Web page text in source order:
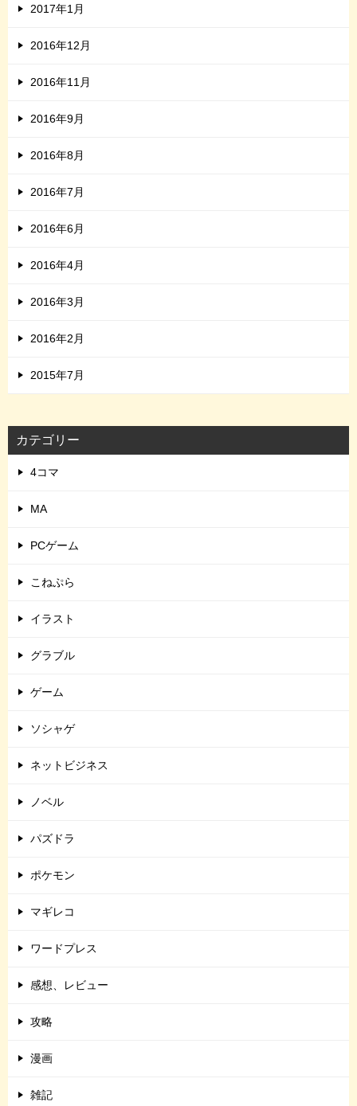
2017年1月
2016年12月
2016年11月
2016年9月
2016年8月
2016年7月
2016年6月
2016年4月
2016年3月
2016年2月
2015年7月
カテゴリー
4コマ
MA
PCゲーム
こねぷら
イラスト
グラブル
ゲーム
ソシャゲ
ネットビジネス
ノベル
パズドラ
ポケモン
マギレコ
ワードプレス
感想、レビュー
攻略
漫画
雑記